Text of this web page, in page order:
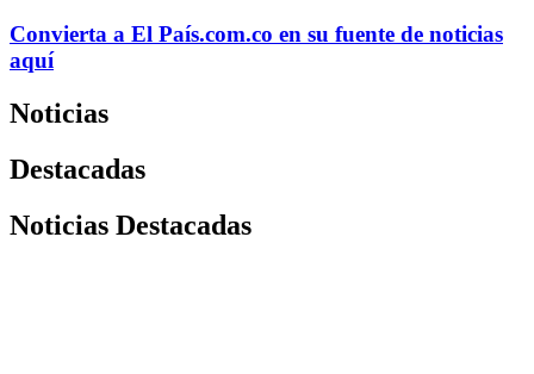
Convierta a El País.com.co en su fuente de noticias
aquí
Noticias
Destacadas
Noticias Destacadas